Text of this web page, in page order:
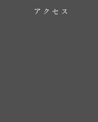
アクセス